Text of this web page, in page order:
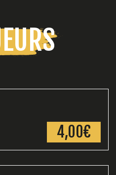
4,00€